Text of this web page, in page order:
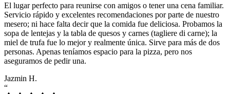
El lugar perfecto para reunirse con amigos o tener una cena familiar.
Servicio rápido y excelentes recomendaciones por parte de nuestro
mesero; ni hace falta decir que la comida fue deliciosa. Probamos la
sopa de lentejas y la tabla de quesos y carnes (tagliere di carne); la
miel de trufa fue lo mejor y realmente única. Sirve para más de dos
personas. Apenas teníamos espacio para la pizza, pero nos
aseguramos de pedir una.
Jazmin H.
“